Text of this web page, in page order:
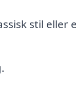
stil eller